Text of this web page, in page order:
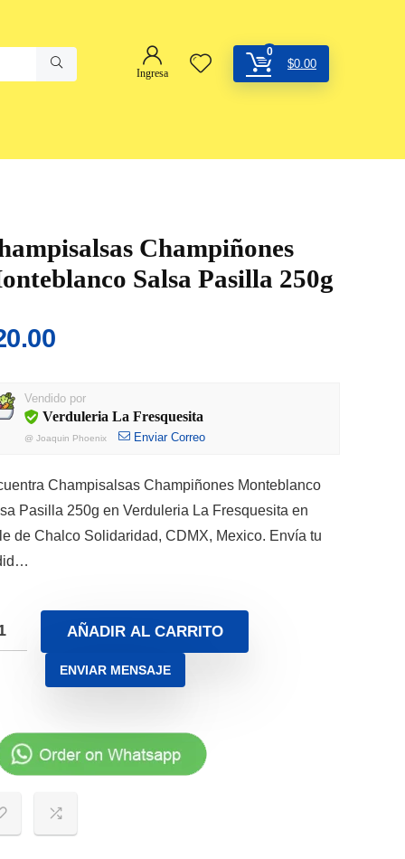
Ingresa
0
$0.00
Champiñones
Salsa Pasilla 250g
Vendido por
Verduleria La Fresquesita
@ Joaquin Phoenix Enviar Correo
Champisalsas Champiñones Monteblanco
Pasilla 250g en Verduleria La Fresquesita en
de Chalco Solidaridad, CDMX, Mexico. Envía tu
AÑADIR AL CARRITO
ENVIAR MENSAJE